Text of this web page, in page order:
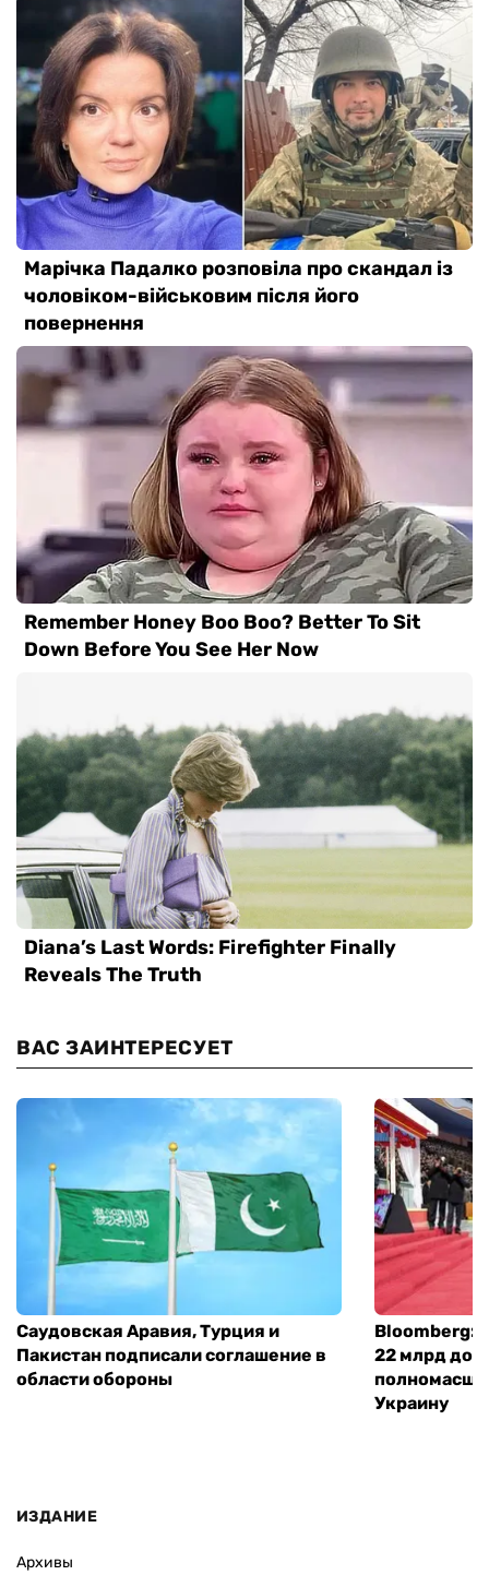
ВАС ЗАИНТЕРЕСУЕТ
Саудовская Аравия, Турция и
Пакистан подписали соглашение в
области обороны
Bloomberg:
22 млрд
Украину
ИЗДАНИЕ
Архивы